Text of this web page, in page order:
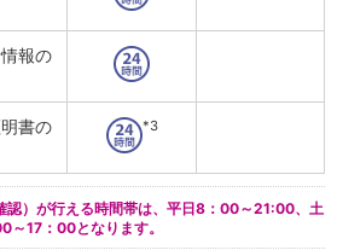
報の
書の
*3
認）が行える時間帯は、平日8：00～21:00、土
17：00となります。